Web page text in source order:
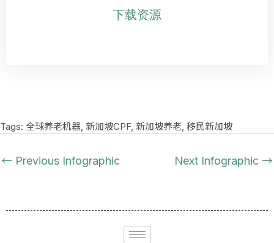
下载资源
Tags: 全球养老机器, 新加坡CPF, 新加坡养老, 移民新加坡
← Previous Infographic Next Infographic →